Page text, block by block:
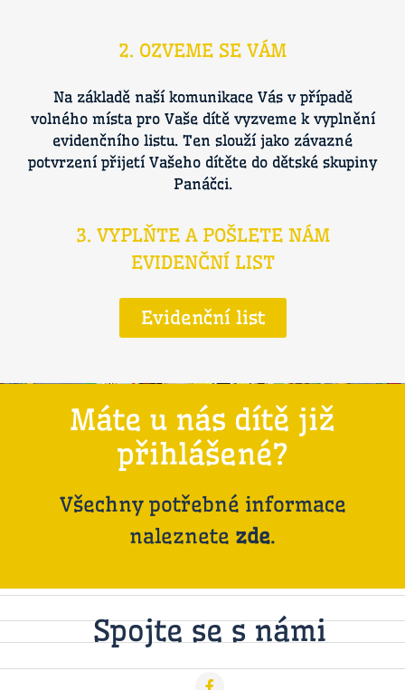
2. OZVEME SE VÁM
Na základě naší komunikace Vás v případě
volného místa pro Vaše dítě vyzveme k vyplnění
evidenčního listu. Ten slouží jako závazné
potvrzení přijetí Vašeho dítěte do dětské skupiny
Panáčci.
3. VYPLŇTE A POŠLETE NÁM
EVIDENČNÍ LIST
Evidenční list
Máte u nás dítě již
přihlášené?
Všechny potřebné informace
naleznete zde.
Spojte se s námi